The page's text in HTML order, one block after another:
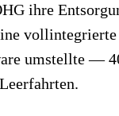
ihre
umstellte —